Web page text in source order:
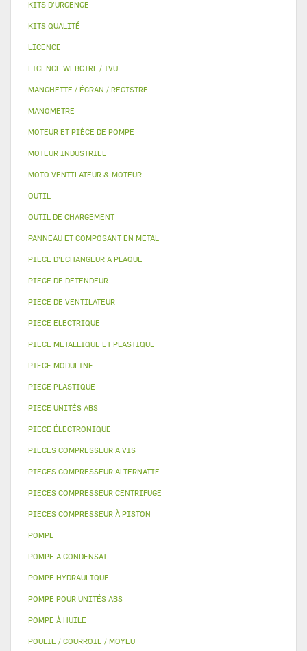
KITS D'URGENCE
KITS QUALITÉ
LICENCE
LICENCE WEBCTRL / IVU
MANCHETTE / ÉCRAN / REGISTRE
MANOMETRE
MOTEUR ET PIÈCE DE POMPE
MOTEUR INDUSTRIEL
MOTO VENTILATEUR & MOTEUR
OUTIL
OUTIL DE CHARGEMENT
PANNEAU ET COMPOSANT EN METAL
PIECE D'ECHANGEUR A PLAQUE
PIECE DE DETENDEUR
PIECE DE VENTILATEUR
PIECE ELECTRIQUE
PIECE METALLIQUE ET PLASTIQUE
PIECE MODULINE
PIECE PLASTIQUE
PIECE UNITÉS ABS
PIECE ÉLECTRONIQUE
PIECES COMPRESSEUR A VIS
PIECES COMPRESSEUR ALTERNATIF
PIECES COMPRESSEUR CENTRIFUGE
PIECES COMPRESSEUR À PISTON
POMPE
POMPE A CONDENSAT
POMPE HYDRAULIQUE
POMPE POUR UNITÉS ABS
POMPE À HUILE
POULIE / COURROIE / MOYEU